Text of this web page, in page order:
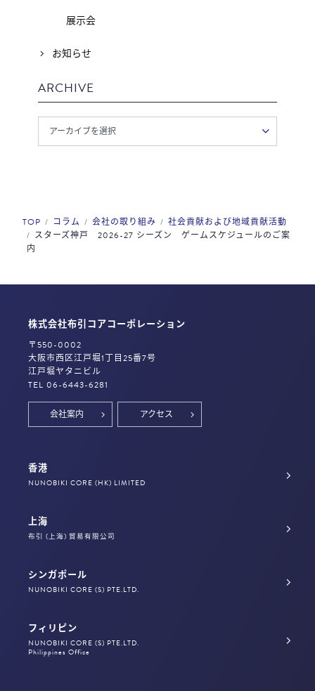
展示会
お知らせ
ARCHIVE
TOP コラム 会社の取り組み
社会貢献および地域貢献活動
スターズ神戸 2026-27 シーズン ゲームスケジュールのご案
内
株式会社布引コアコーポレーション
〒550-0002
大阪市西区江戸堀1丁目25番7号
江戸堀ヤタニビル
TEL 06-6443-6281
会社案内 アクセス
香港
NUNOBIKI CORE (HK) LIMITED
上海
布引 (上海) 貿易有限公司
シンガポール
NUNOBIKI CORE (S) PTE.LTD.
フィリピン
NUNOBIKI CORE (S) PTE.LTD.
Philippines Office